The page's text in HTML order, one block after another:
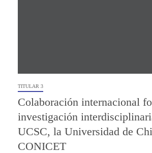
TITULAR 3
Colaboración internacional
investigación
UCSC, la Universidad de
CONICET